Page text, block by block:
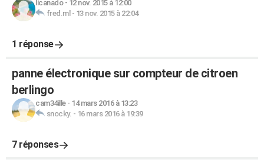
licanado- 12 nov. 2015 à 12:00
fred.ml - 13 nov. 2015 à 22:04
1 réponse
panne électronique sur compteur de citroen
berlingo
cam34ille- 14 mars 2016 à 13:23
snocky. - 16 mars 2016 à 19:39
7 réponses